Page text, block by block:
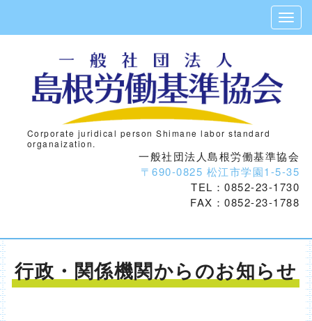
Corporate juridical person Shimane labor standard
organaization.
一般社団法人島根労働基準協会
〒690-0825 松江市学園1-5-35
TEL：0852-23-1730
FAX：0852-23-1788
行政・関係機関からのお知らせ